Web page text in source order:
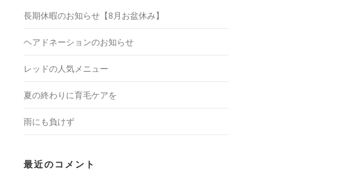
長期休暇のお知らせ【8月お盆休み】
ヘアドネーションのお知らせ
レッドの人気メニュー
夏の終わりに育毛ケアを
雨にも負けず
最近のコメント